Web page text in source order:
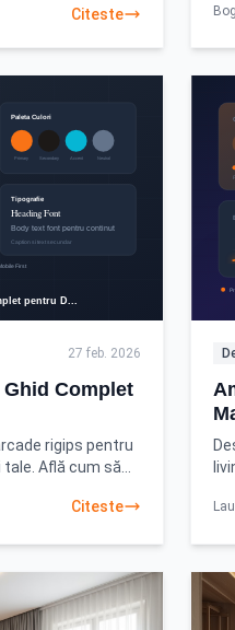
Citeste
27 feb. 2026
Complet
rigips pentru
Află cum să
Citeste